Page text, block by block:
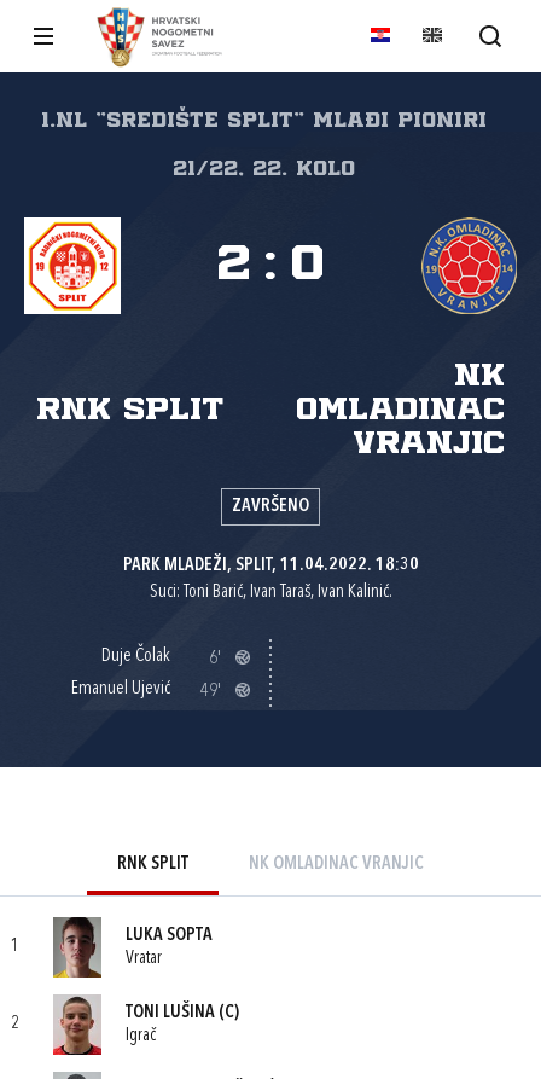
1.NL "SREDIŠTE SPLIT" Mlađi pioniri
21/22, 22. kolo
RNK Split
NK
Omladinac
Vranjic
2 : 0
ZAVRŠENO
PARK MLADEŽI, SPLIT, 11.04.2022. 18:30
Suci: Toni Barić, Ivan Taraš, Ivan Kalinić.
Duje Čolak
6'
Emanuel Ujević
49'
RNK SPLIT NK OMLADINAC VRANJIC
1
LUKA SOPTA
Vratar
2
TONI LUŠINA (C)
Igrač